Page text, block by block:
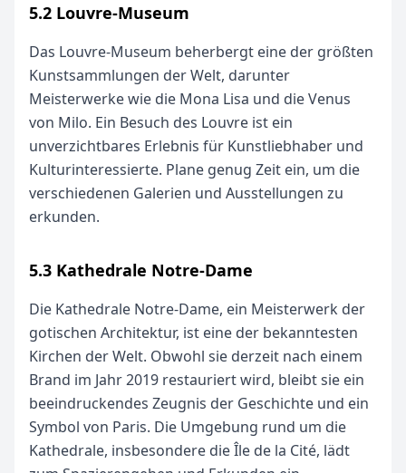
5.2 Louvre-Museum
Das Louvre-Museum beherbergt eine der größten
Kunstsammlungen der Welt, darunter
Meisterwerke wie die Mona Lisa und die Venus
von Milo. Ein Besuch des Louvre ist ein
unverzichtbares Erlebnis für Kunstliebhaber und
Kulturinteressierte. Plane genug Zeit ein, um die
verschiedenen Galerien und Ausstellungen zu
erkunden.
5.3 Kathedrale Notre-Dame
Die Kathedrale Notre-Dame, ein Meisterwerk der
gotischen Architektur, ist eine der bekanntesten
Kirchen der Welt. Obwohl sie derzeit nach einem
Brand im Jahr 2019 restauriert wird, bleibt sie ein
beeindruckendes Zeugnis der Geschichte und ein
Symbol von Paris. Die Umgebung rund um die
Kathedrale, insbesondere die Île de la Cité, lädt